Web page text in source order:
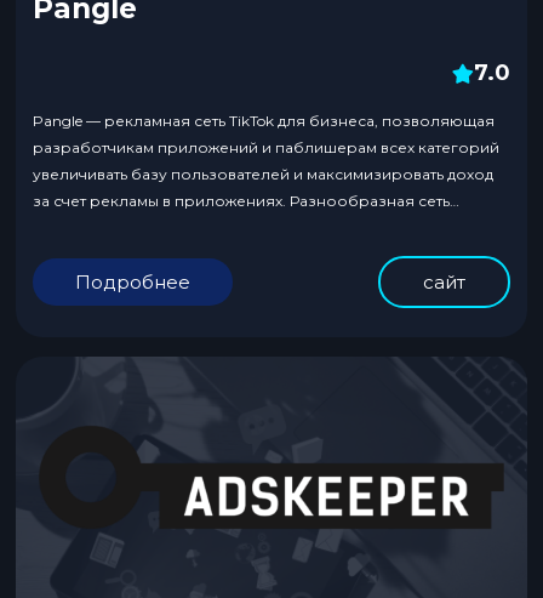
Pangle
7.0
Pangle — рекламная сеть TikTok для бизнеса, позволяющая
разработчикам приложений и паблишерам всех категорий
увеличивать базу пользователей и максимизировать доход
за счет рекламы в приложениях. Разнообразная сеть
рекламодателей. Предлагает следующие рекламные
форматы: видеореклама с вознаграждением, interstitial ads,
нативная реклама, баннерные объявления.
Подробнее сайт